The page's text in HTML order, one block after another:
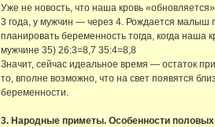
Уже не новость, что наша кровь
3 года, у мужчин — через 4. Рождается малыш
планировать беременность тогда, когда наша
мужчине 35) 26:3=8,7 35:4=8,8
Значит, сейчас идеальное время — остаток
то, вполне возможно, что на свет появятся
беременности.
3. Народные приметы. Особенности половых